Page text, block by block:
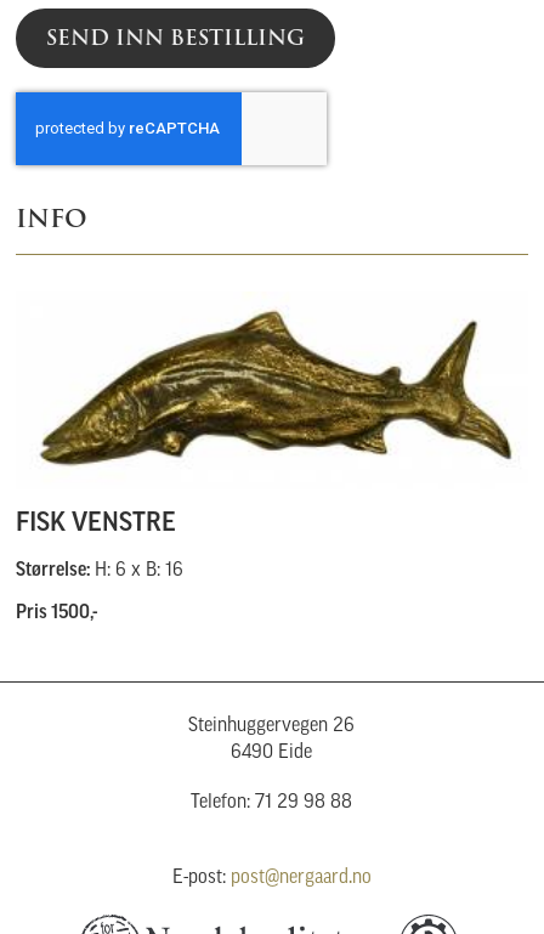
INFO
FISK VENSTRE
Størrelse: H: 6 x B: 16
Pris 1500,-
SEND INN BESTILLING
Steinhuggervegen 26
6490 Eide
Telefon: 71 29 98 88
E-post: post@nergaard.no